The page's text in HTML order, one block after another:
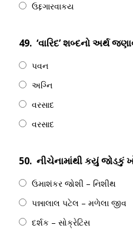
ઉદ્દગારવાકય
49. ‘વારિદ’ શબ્દનો અર્થ
પવન
અગ્નિ
વરસાદ
વરસાદ
50. નીચેનામાંથી કયું જોડકું
ઉમાશંકર જોશી – નિશીથ
પન્નાલાલ પટેલ – મળેલા જીવ
દર્શક – સોક્રેટિસ